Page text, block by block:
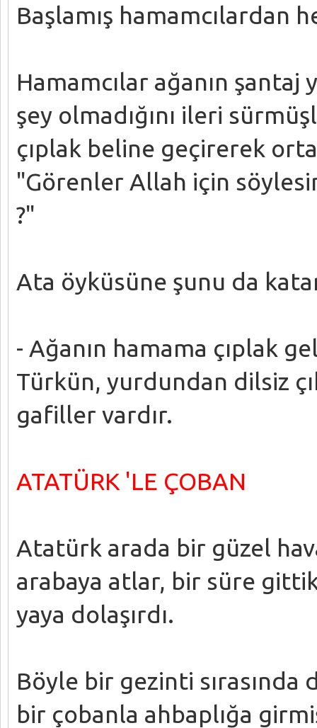
Başlamış hamamcılardan
Hamamcılar ağanın şantaj
şey olmadığını ileri
çıplak beline geçirerek
"Görenler Allah için
?"
Ata öyküsüne şunu da
- Ağanın hamama çıplak
Türkün, yurdundan dilsiz
gafiller vardır.
ATATÜRK 'LE ÇOBAN
Atatürk arada bir güzel
arabaya atlar, bir süre
yaya dolaşırdı.
Böyle bir gezinti sırasında
bir çobanla ahbaplığa